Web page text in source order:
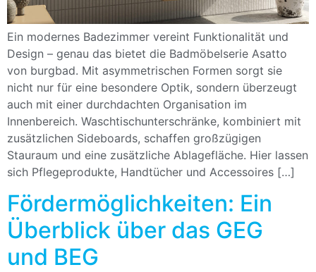
Ein modernes Badezimmer vereint Funktionalität und
Design – genau das bietet die Badmöbelserie Asatto
von burgbad. Mit asymmetrischen Formen sorgt sie
nicht nur für eine besondere Optik, sondern überzeugt
auch mit einer durchdachten Organisation im
Innenbereich. Waschtischunterschränke, kombiniert mit
zusätzlichen Sideboards, schaffen großzügigen
Stauraum und eine zusätzliche Ablagefläche. Hier lassen
sich Pflegeprodukte, Handtücher und Accessoires […]
Fördermöglichkeiten: Ein
Überblick über das GEG
und BEG